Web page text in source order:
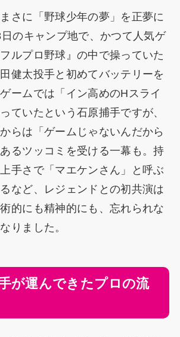
さに「野球少年の夢」を正夢に
のキャンプ地で、かつて人気ゲ
ルプロ野球』の中で操っていた
健太投手と初めてバッテリーを
ームでは「イン高めのHスライ
ていたという石原捕手ですが、
らは「ゲームじゃないんだから
あるツッコミを受ける一幕も。持
手さで「マエケンさん」と呼ぶ
など、レジェンドとの初共演は
的にも精神的にも、忘れられな
りました。
が運んできたプロの流